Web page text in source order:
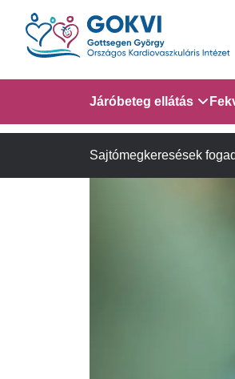
Ugrás
tartalomra
Domain
menu
Járóbeteg ellátás
Járóbeteg
Sajtómegkeresések